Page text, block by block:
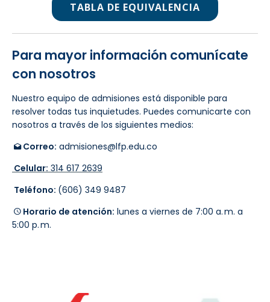
TABLA DE EQUIVALENCIA
Para mayor información comunícate
con nosotros
Nuestro equipo de admisiones está disponible para
resolver todas tus inquietudes. Puedes comunicarte con
nosotros a través de los siguientes medios:
Correo: admisiones@lfp.edu.co
Celular: 314 617 2639
Teléfono: (606) 349 9487
Horario de atención: lunes a viernes de 7:00 a. m. a
5:00 p. m.